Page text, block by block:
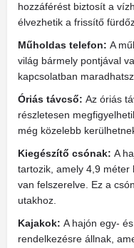
hozzáférést biztosít a
élvezhetik a frissítő
Műholdas telefon: A
világ bármely pontjával
kapcsolatban maradhatsz.
Óriás távcső: Az óriás
részletesen
még közelebb
Kiegészítő csónak: A
tartozik, amely 4,9 méter
van felszerelve. Ez a
utakhoz.
Kajakok: A hajón egy-
rendelkezésre állnak,